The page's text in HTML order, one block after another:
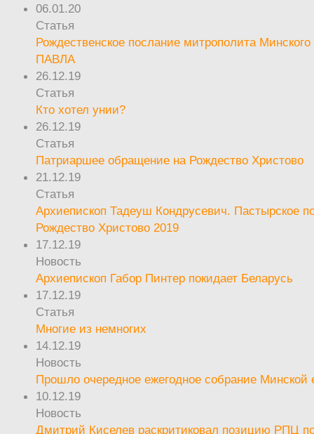
06.01.20
Статья
Рождественское послание митрополита Минского
ПАВЛА
26.12.19
Статья
Кто хотел унии?
26.12.19
Статья
Патриаршее обращение на Рождество Христово
21.12.19
Статья
Архиепископ Тадеуш Кондрусевич. Пастырское
Рождество Христово 2019
17.12.19
Новость
Архиепископ Габор Пинтер покидает Беларусь
17.12.19
Статья
Многие из немногих
14.12.19
Новость
Прошло очередное ежегодное собрание
10.12.19
Новость
Дмитрий Киселев раскритиковал позицию РПЦ